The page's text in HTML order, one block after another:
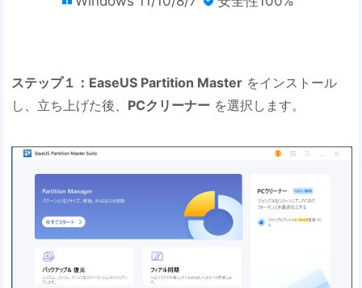
ステップ１：EaseUS Partition Master をインストール
し、立ち上げた後、 PCクリーナー を選択します。